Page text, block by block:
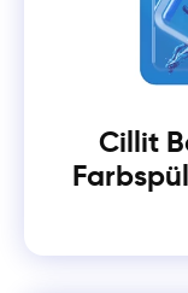
Cillit